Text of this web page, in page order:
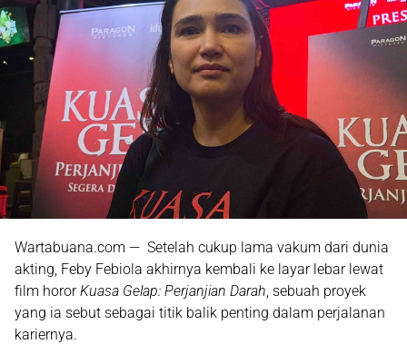
Wartabuana.com — Setelah cukup lama vakum dari dunia
akting, Feby Febiola akhirnya kembali ke layar lebar lewat
film hororKuasa Gelap: Perjanjian Darah , sebuah proyek
yang ia sebut sebagai titik balik penting dalam perjalanan
kariernya.